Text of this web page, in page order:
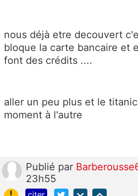
nous déjà etre decouvert
bloque la carte bancaire et
font des crédits ....
aller un peu plus et le
moment à l'autre
Publié par
23h55